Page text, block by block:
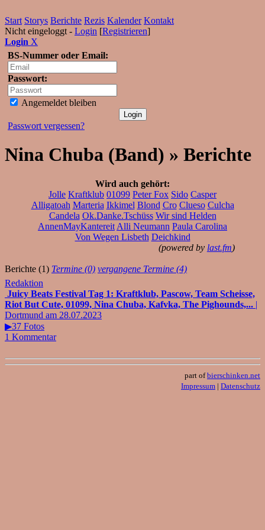
Start Storys Berichte Rezis Kalender Kontakt
Nicht eingeloggt - Login [Registrieren]
Login X
BS-Nummer oder Email:
Passwort:
Angemeldet bleiben
Passwort vergessen?
Nina Chuba (Band) » Berichte
Wird auch gehört:
Jolle Kraftklub 01099 Peter Fox Sido Casper
Alligatoah Marteria Ikkimel Blond Cro Clueso Culcha
Candela Ok.Danke.Tschüss Wir sind Helden
AnnenMayKantereit Alli Neumann Paula Carolina
Von Wegen Lisbeth Deichkind
(powered by last.fm)
Berichte (1) Termine (0) vergangene Termine (4)
Redaktion
Juicy Beats Festival Tag 1: Kraftklub, Pascow, Team Scheisse,
Riot But Cute, 01099, Nina Chuba, Kafvka, The Pighounds,... |
Dortmund am 28.07.2023
▶37 Fotos
1 Kommentar
part ofbierschinken.net
Impressum | Datenschutz